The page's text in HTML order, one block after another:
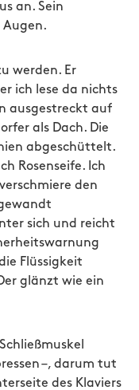
an. Sein
Augen.
werden. Er
ich lese da nichts
ausgestreckt auf
als Dach. Die
abgeschüttelt.
Rosenseife. Ich
den
sich und reicht
Flüssigkeit
glänzt wie ein
–, darum tut
des Klaviers